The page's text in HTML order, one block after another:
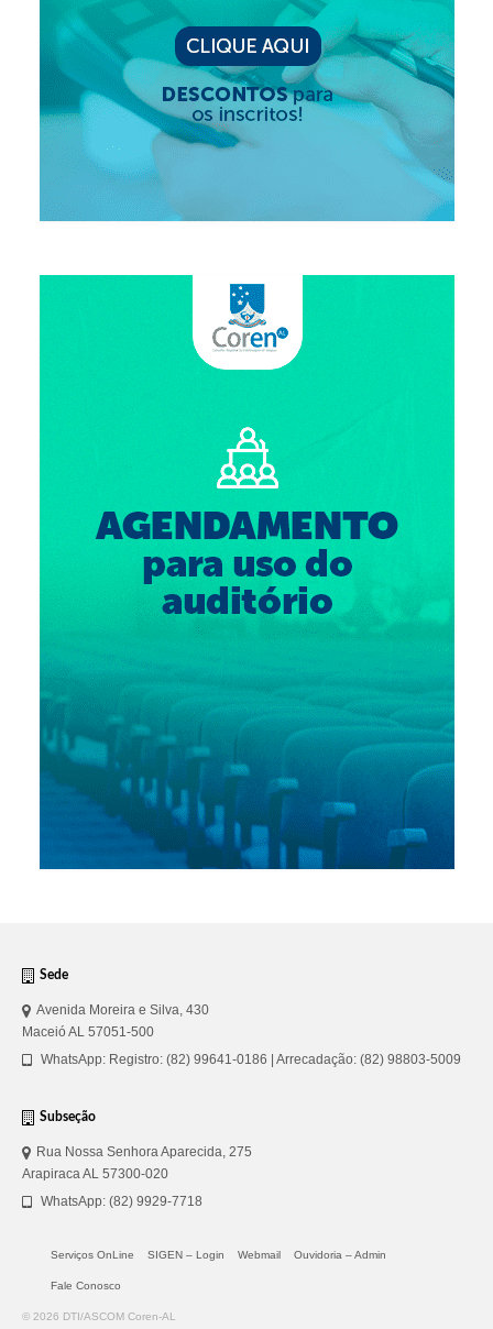
Sede
Avenida Moreira e Silva, 430
Maceió AL 57051-500
WhatsApp: Registro: (82) 99641-0186 | Arrecadação: (82) 98803-5009
Subseção
Rua Nossa Senhora Aparecida, 275
Arapiraca AL 57300-020
WhatsApp: (82) 9929-7718
Serviços OnLine SIGEN – Login Webmail Ouvidoria – Admin
Fale Conosco
© 2026 DTI/ASCOM Coren-AL